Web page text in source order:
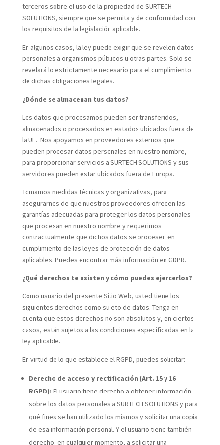
terceros sobre el uso de la propiedad de SURTECH
SOLUTIONS, siempre que se permita y de conformidad con
los requisitos de la legislación aplicable.
En algunos casos, la ley puede exigir que se revelen datos
personales a organismos públicos u otras partes. Solo se
revelará lo estrictamente necesario para el cumplimiento
de dichas obligaciones legales.
¿Dónde se almacenan tus datos?
Los datos que procesamos pueden ser transferidos,
almacenados o procesados en estados ubicados fuera de
la UE. Nos apoyamos en proveedores externos que
pueden procesar datos personales en nuestro nombre,
para proporcionar servicios a SURTECH SOLUTIONS y sus
servidores pueden estar ubicados fuera de Europa.
Tomamos medidas técnicas y organizativas, para
asegurarnos de que nuestros proveedores ofrecen las
garantías adecuadas para proteger los datos personales
que procesan en nuestro nombre y requerimos
contractualmente que dichos datos se procesen en
cumplimiento de las leyes de protección de datos
aplicables. Puedes encontrar más información en GDPR.
¿Qué derechos te asisten y cómo puedes ejercerlos?
Como usuario del presente Sitio Web, usted tiene los
siguientes derechos como sujeto de datos. Tenga en
cuenta que estos derechos no son absolutos y, en ciertos
casos, están sujetos a las condiciones especificadas en la
ley aplicable.
En virtud de lo que establece el RGPD, puedes solicitar:
Derecho de acceso y rectificación (Art. 15 y 16
RGPD): El usuario tiene derecho a obtener información
sobre los datos personales a SURTECH SOLUTIONS y para
qué fines se han utilizado los mismos y solicitar una copia
de esa información personal. Y el usuario tiene también
derecho, en cualquier momento, a solicitar una